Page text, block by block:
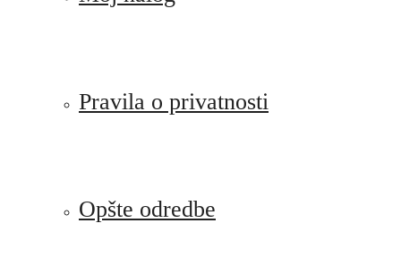
Pravila o privatnosti
Opšte odredbe